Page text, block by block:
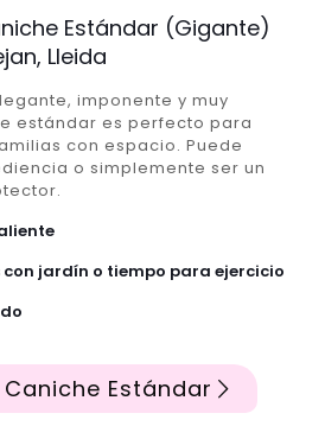
Estándar (Gigante)
Lleida
imponente y muy
estándar es perfecto para
con espacio. Puede
o simplemente ser un
jardín o tiempo para ejercicio
Estándar